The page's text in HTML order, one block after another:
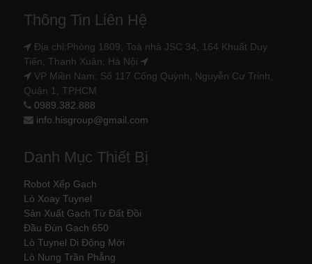
Thông Tin Liên Hệ
Địa chỉ:Phòng 1809, Toà nhà JSC 34, 164 Khuất Duy
Tiến, Thanh Xuân, Hà Nội
VP Miền Nam: Số 117 Cống Quỳnh, Nguyễn Cư Trinh,
Quận 1, TPHCM
0989.382.888
info.hisgroup@gmail.com
Danh Mục Thiết Bị
Robot Xếp Gạch
Lò Xoay Tuynel
Sản Xuất Gạch Từ Đất Đồi
Đầu Đùn Gạch 650
Lò Tuynel Di Động Mới
Lò Nung Trần Phẳng